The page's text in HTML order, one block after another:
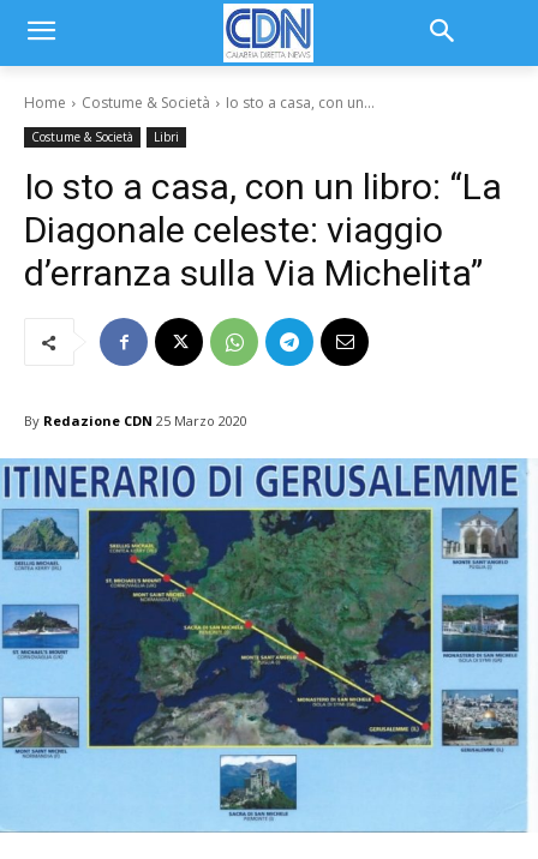
Home Costume & Società Io sto a casa, con un...
Costume & Società Libri
Io sto a casa, con un libro: “La
Diagonale celeste: viaggio
d’erranza sulla Via Michelita”
By Redazione CDN 25 Marzo 2020